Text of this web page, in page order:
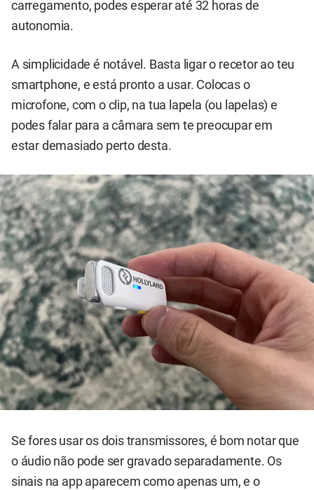
carregamento, podes esperar até 32 horas de
autonomia.
A simplicidade é notável. Basta ligar o recetor ao teu
smartphone, e está pronto a usar. Colocas o
microfone, com o clip, na tua lapela (ou lapelas) e
podes falar para a câmara sem te preocupar em
estar demasiado perto desta.
Se fores usar os dois transmissores, é bom notar que
o áudio não pode ser gravado separadamente. Os
sinais na app aparecem como apenas um, e o